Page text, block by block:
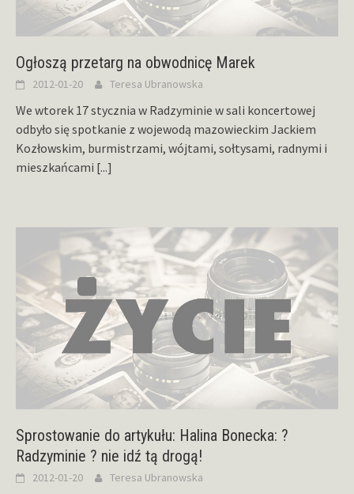
Ogłoszą przetarg na obwodnicę Marek
2012-01-20 Teresa Ubranowska
We wtorek 17 stycznia w Radzyminie w sali koncertowej
odbyło się spotkanie z wojewodą mazowieckim Jackiem
Kozłowskim, burmistrzami, wójtami, sołtysami, radnymi i
mieszkańcami [...]
Sprostowanie do artykułu: Halina Bonecka: ?
Radzyminie ? nie idź tą drogą!
2012-01-20 Teresa Ubranowska